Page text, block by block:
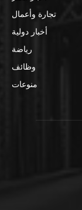
تجارة وأعمال
أخبار دولية
رياضة
وظائف
منوعات